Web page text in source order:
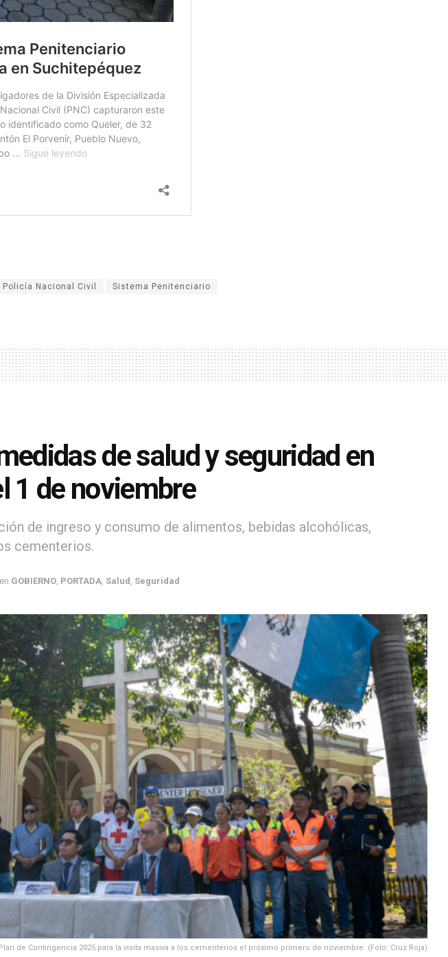
Policía Nacional Civil Sistema Penitenciario
de salud y seguridad en
1 de noviembre
de ingreso y consumo de alimentos, bebidas alcohólicas,
cementerios.
en GOBIERNO PORTADA Salud Seguridad
de Contingencia 2025 para la visita masiva a los cementerios el próximo primero de noviembre. (Foto: Cruz Roja)